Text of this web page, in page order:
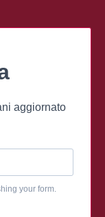
aggiornato
your form.